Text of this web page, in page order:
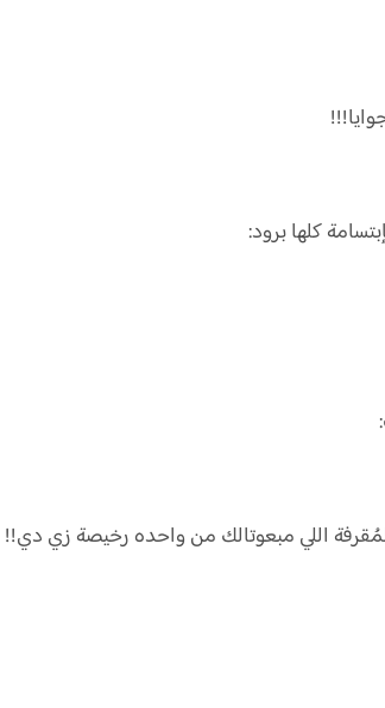
كلها برود:
اللي مبعوتالك من واحده رخيصة زي دي!!